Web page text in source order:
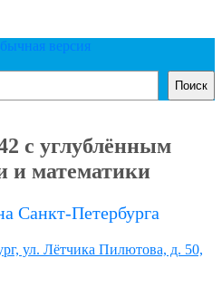
версия
Поиск
с углублённым
и математики
Санкт-Петербурга
ул. Лётчика Пилютова, д. 50,